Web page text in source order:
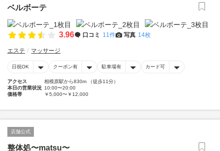
ベルボーテ
3.96 口コミ 11件 写真 14枚
エステ マッサージ
日祝OK クーポン有 駐車場有 カード可
アクセス
相模原駅から830m （徒歩11分）
本日の営業状況 10:00〜20:00
価格帯
￥5,000〜￥12,000
店舗公式
整体処〜matsu〜